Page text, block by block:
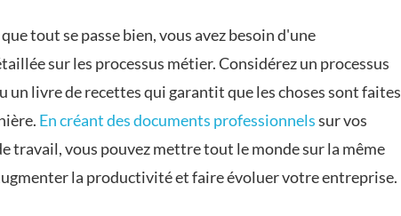
tout se passe bien, vous avez besoin d'une
sur les processus métier. Considérez un processus
un livre de recettes qui garantit que les choses sont faites
En créant des documents professionnelssur vos
travail, vous pouvez mettre tout le monde sur la même
la productivité et faire évoluer votre entreprise.